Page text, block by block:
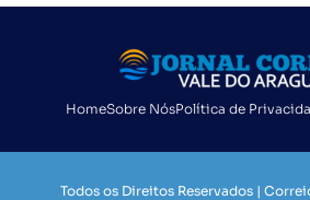
HomeSobre NósPolítica de
Todos os Direitos Reservados |